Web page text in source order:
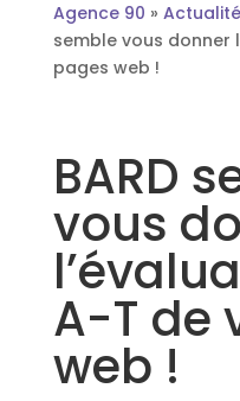
Agence 90 »
semble vous donner
pages web !
BARD
vous
A-T de
web !